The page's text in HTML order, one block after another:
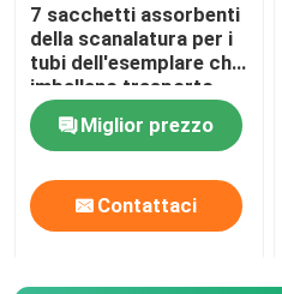
7 sacchetti assorbenti
della scanalatura per i
tubi dell'esemplare che
imballano trasporto
aereo sicuro
Miglior prezzo
Contattaci